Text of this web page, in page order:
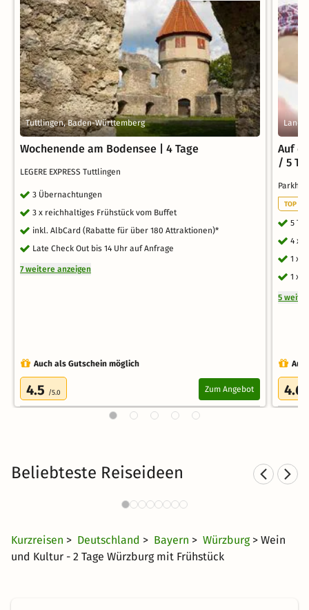
Tuttlingen, Baden-Württemberg
Wochenende am Bodensee | 4 Tage
LEGERE EXPRESS Tuttlingen
3 Übernachtungen
3 x reichhaltiges Frühstück vom Buffet
inkl. AlbCard (Rabatte für über 180 Attraktionen)*
Late Check Out bis 14 Uhr auf Anfrage
7 weitere anzeigen
Auch als Gutschein möglich
4.5 /5.0 Zum Angebot
Auf
/ 5
TOP
5
4 x
1 x
1 x
5
4.6
Beliebteste Reiseideen
Städtereisen nach Würzburg
78 Angebote
Kurzreisen > Deutschland > Bayern > Würzburg > Wein
und Kultur - 2 Tage Würzburg mit Frühstück